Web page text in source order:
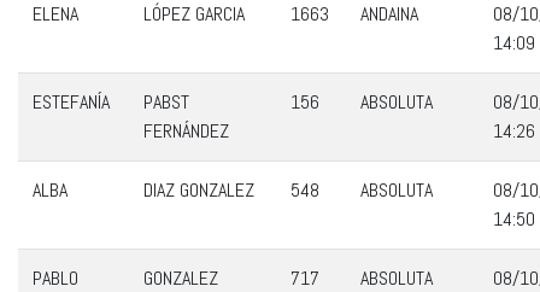
ELENA LÓPEZ GARCIA 1663 ANDAINA
08/
14:09
ESTEFANÍA
PABST
FERNÁNDEZ
156 ABSOLUTA
08/
14:26
ALBA DIAZ GONZALEZ 548 ABSOLUTA
08/
14:50
PABLO
GONZALEZ
717 ABSOLUTA
08/